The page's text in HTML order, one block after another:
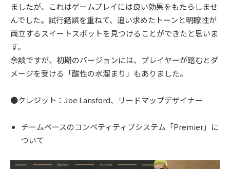
ましたが、これはゲームプレイには良い効果をもたらしませ
んでした。試行錯誤を重ねて、追い求めたトーンと明瞭性が
両立するスイートスポットを見つけることができたと思いま
す。
余談ですが、初期のバージョンには、プレイヤーが踏むとダ
メージを受ける「酸性の水溜まり」もありました。
●クレジット：Joe Lansford、リードマップデザイナー
チームベースのコンペティティブシステム「Premier」に
ついて